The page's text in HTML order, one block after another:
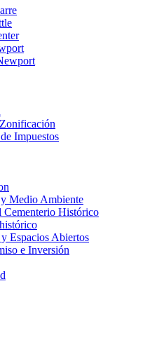
Impuestos
Medio Ambiente
Cementerio Histórico
Espacios Abiertos
e Inversión